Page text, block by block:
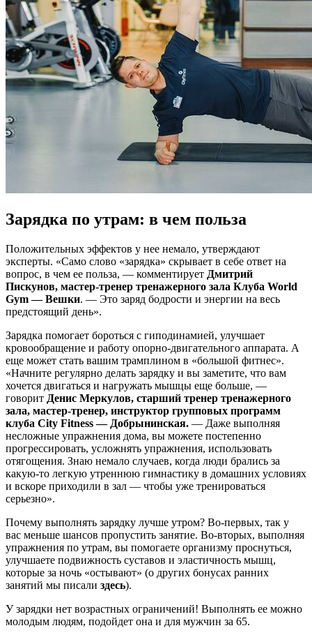
Зарядка по утрам: в чем польза
Положительных эффектов у нее немало, утверждают
эксперты. «Само слово «зарядка» скрывает в себе ответ на
вопрос, в чем ее польза, — комментирует Дмитрий
Пискунов, мастер-тренер тренажерного зала Клуба World
Gym — Вешки. — Это заряд бодрости и энергии на весь
предстоящий день».
Зарядка помогает бороться с гиподинамией, улучшает
кровообращение и работу опорно-двигательного аппарата. А
еще может стать вашим трамплином в «большой фитнес».
«Начните регулярно делать зарядку и вы заметите, что вам
хочется двигаться и нагружать мышцы еще больше, —
говорит Денис Меркулов, старший тренер тренажерного
зала, мастер-тренер, инструктор групповых программ
клуба City Fitness — Добрынинская. — Даже выполняя
несложные упражнения дома, вы можете постепенно
прогрессировать, усложнять упражнения, использовать
отягощения. Знаю немало случаев, когда люди брались за
какую-то легкую утреннюю гимнастику в домашних условиях
и вскоре приходили в зал — чтобы уже тренироваться
серьезно».
Почему выполнять зарядку лучше утром? Во-первых, так у
вас меньше шансов пропустить занятие. Во-вторых, выполняя
упражнения по утрам, вы помогаете организму проснуться,
улучшаете подвижность суставов и эластичность мышц,
которые за ночь «остывают» (о других бонусах ранних
занятий мы писали здесь).
У зарядки нет возрастных ограничений! Выполнять ее можно
молодым людям, подойдет она и для мужчин за 65.